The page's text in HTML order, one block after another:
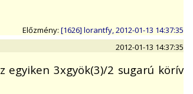
Előzmény: [1626] lorantfy, 2012-01-13 14:37:35
2012-01-13 14:37:35
3xgyök(3)/2 sugarú körív